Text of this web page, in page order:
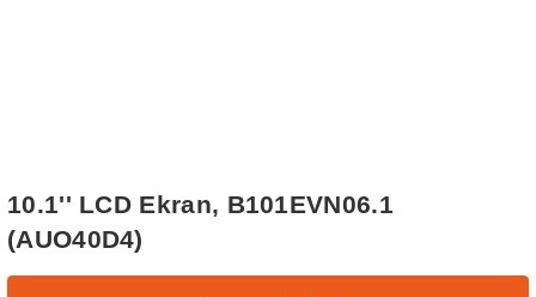
10.1'' LCD Ekran, B101EVN06.1
(AUO40D4)